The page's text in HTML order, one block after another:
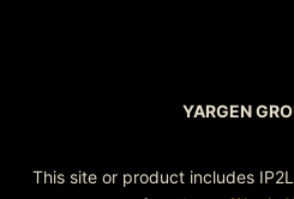
YARGEN
This site or product includes